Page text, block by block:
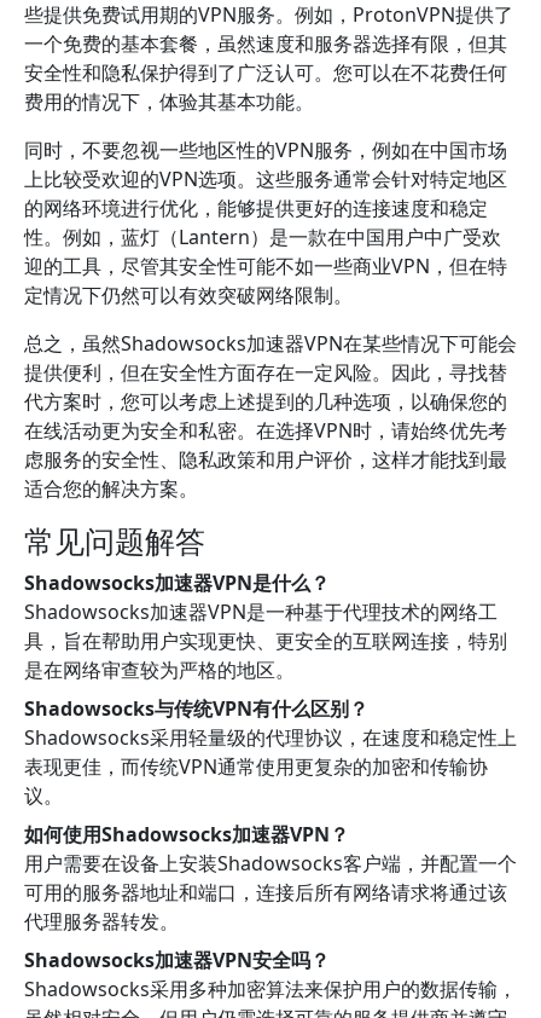
些提供免费试用期的VPN服务。例如，ProtonVPN提供了
一个免费的基本套餐，虽然速度和服务器选择有限，但其
安全性和隐私保护得到了广泛认可。您可以在不花费任何
费用的情况下，体验其基本功能。
同时，不要忽视一些地区性的VPN服务，例如在中国市场
上比较受欢迎的VPN选项。这些服务通常会针对特定地区
的网络环境进行优化，能够提供更好的连接速度和稳定
性。例如，蓝灯（Lantern）是一款在中国用户中广受欢
迎的工具，尽管其安全性可能不如一些商业VPN，但在特
定情况下仍然可以有效突破网络限制。
总之，虽然Shadowsocks加速器VPN在某些情况下可能会
提供便利，但在安全性方面存在一定风险。因此，寻找替
代方案时，您可以考虑上述提到的几种选项，以确保您的
在线活动更为安全和私密。在选择VPN时，请始终优先考
虑服务的安全性、隐私政策和用户评价，这样才能找到最
适合您的解决方案。
常见问题解答
Shadowsocks加速器VPN是什么？
Shadowsocks加速器VPN是一种基于代理技术的网络工
具，旨在帮助用户实现更快、更安全的互联网连接，特别
是在网络审查较为严格的地区。
Shadowsocks与传统VPN有什么区别？
Shadowsocks采用轻量级的代理协议，在速度和稳定性上
表现更佳，而传统VPN通常使用更复杂的加密和传输协
议。
如何使用Shadowsocks加速器VPN？
用户需要在设备上安装Shadowsocks客户端，并配置一个
可用的服务器地址和端口，连接后所有网络请求将通过该
代理服务器转发。
Shadowsocks加速器VPN安全吗？
Shadowsocks采用多种加密算法来保护用户的数据传输，